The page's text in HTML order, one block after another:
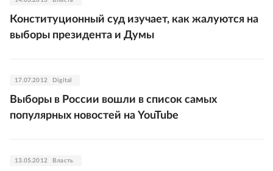
Конституционный суд изучает, как жалуются на
выборы президента и Думы
17.07.2012 Digital
Выборы в России вошли в список самых
популярных новостей на YouTube
13.05.2012 Власть